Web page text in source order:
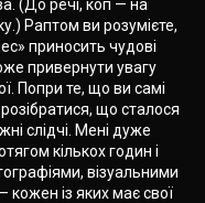
(До речі, коп — на
Раптом ви розумієте,
приносить чудові
привернути увагу
Попри те, що ви самі
що сталося
слідчі. Мені дуже
кількох годин і
візуальними
із яких має свої